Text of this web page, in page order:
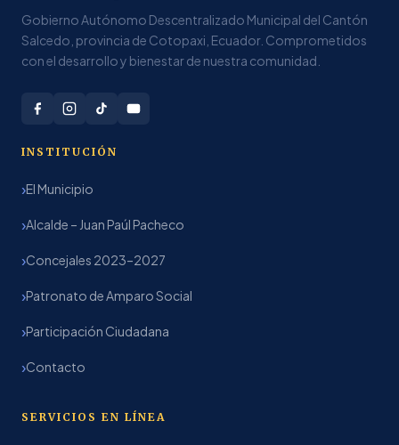
Gobierno Autónomo Descentralizado Municipal del Cantón
Salcedo, provincia de Cotopaxi, Ecuador. Comprometidos
con el desarrollo y bienestar de nuestra comunidad.
INSTITUCIÓN
El Municipio
Alcalde – Juan Paúl Pacheco
Concejales 2023–2027
Patronato de Amparo Social
Participación Ciudadana
Contacto
SERVICIOS EN LÍNEA